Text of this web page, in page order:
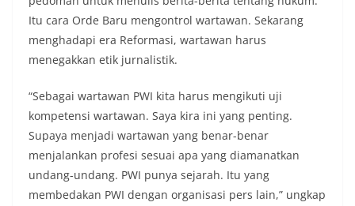
Itu cara Orde Baru mengontrol wartawan. Sekarang
menghadapi era Reformasi, wartawan harus
menegakkan etik jurnalistik.
“Sebagai wartawan PWI kita harus mengikuti uji
kompetensi wartawan. Saya kira ini yang penting.
Supaya menjadi wartawan yang benar-benar
menjalankan profesi sesuai apa yang diamanatkan
undang-undang. PWI punya sejarah. Itu yang
membedakan PWI dengan organisasi pers lain,” ungkap